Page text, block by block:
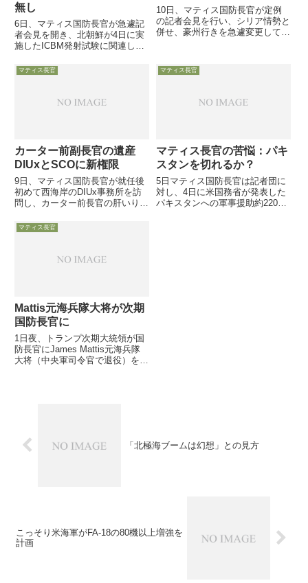
無し
6日、マティス国防長官が急遽記
者会見を開き、北朝鮮が4日に実
施したICBM発射試験に関連し、
した。米軍は対ISISやアフガン対
ロシア軍への対抗措置とし...
10日、マティス国防長官が定例
の記者会見を行い、シリア情勢と
併せ、豪州行きを急遽変更してシ
についてコメントしているのでご
紹介します。同空母は9日にハリ
マティス長官
カーター前副長官の遺産
DIUxとSCOに新権限
9日、マティス国防長官が就任後
初めて西海岸のDIUx事務所を訪
問し、カーター前長官の肝いりで
務所の試みを「熱狂的に支持す
SCOと共に今後も有効に活用す
マティス長官
マティス長官の苦悩：パキ
スタンを切れるか？
5日マティス国防長官は記者団に
対し、4日に米国務省が発表した
パキスタンへの軍事援助約2200
マティス長官
Mattis元海兵隊大将が次期
国防長官に
1日夜、トランプ次期大統領が国
防長官にJames Mattis元海兵隊
大将（中央軍司令官で退役）を選
「北極海ブームは幻想」との見方
こっそり米海軍がFA-18の80機以上増強を
計画